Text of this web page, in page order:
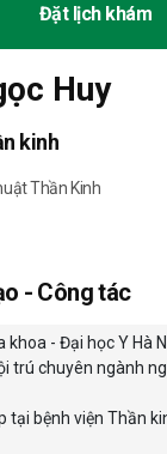
Đặt lịch khám
Huy
kinh
Thần Kinh
- Công tác
khoa - Đại học Y Hà
trú chuyên ngành
tại bệnh viện Thần